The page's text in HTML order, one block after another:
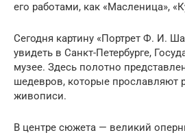
его работами, как «Масленица»,
Сегодня картину «Портрет Ф. И.
увидеть в Санкт-Петербурге,
музее. Здесь полотно
шедевров, которые прославляют
живописи.
В центре сюжета — великий